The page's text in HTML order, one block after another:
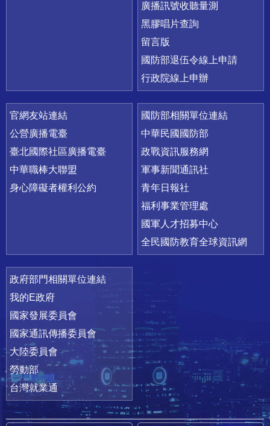
廣播訊號收聽量測
黑膠唱片查詢
留言版
國防部退伍令線上申請
行政院線上申辦
官網友站連結
公營廣播電臺
臺北國際社區廣播電臺
中華職棒大聯盟
身心障礙者權利公約
國防部相關單位連結
中華民國國防部
政戰資訊服務網
軍事新聞通訊社
青年日報社
福利事業管理處
國軍人才招募中心
全民國防教育全球資訊網
政府部門相關單位連結
我的E政府
國家發展委員會
國家通訊傳播委員會
大陸委員會
勞動部
台灣就業通